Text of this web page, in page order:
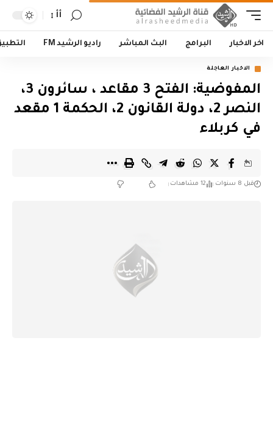
أأ
اخر الاخبار البرامج البث المباشر راديو الرشيد FM
الاخبار العاجلة
المفوضية: الفتح 3 مقاعد ، سائرون 3،
النصر 2، دولة القانون 2، الحكمة 1 مقعد
في كربلاء
قبل 8 سنوات 12 مشاهدات